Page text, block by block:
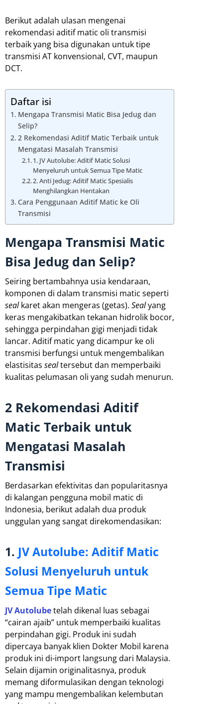
Berikut adalah ulasan mengenai
rekomendasi aditif matic oli transmisi
terbaik yang bisa digunakan untuk tipe
transmisi AT konvensional, CVT, maupun
DCT.
Daftar isi
Mengapa Transmisi Matic Bisa Jedug dan
Selip?
2 Rekomendasi Aditif Matic Terbaik untuk
Mengatasi Masalah Transmisi
1. JV Autolube: Aditif Matic Solusi
Menyeluruh untuk Semua Tipe Matic
2. Anti Jedug: Aditif Matic Spesialis
Menghilangkan Hentakan
Cara Penggunaan Aditif Matic ke Oli
Transmisi
Mengapa Transmisi Matic
Bisa Jedug dan Selip?
Seiring bertambahnya usia kendaraan,
komponen di dalam transmisi matic seperti
sealkaret akan mengeras (getas). Sealyang
keras mengakibatkan tekanan hidrolik bocor,
sehingga perpindahan gigi menjadi tidak
lancar. Aditif matic yang dicampur ke oli
transmisi berfungsi untuk mengembalikan
elastisitas sealtersebut dan memperbaiki
kualitas pelumasan oli yang sudah menurun.
2 Rekomendasi Aditif
Matic Terbaik untuk
Mengatasi Masalah
Transmisi
Berdasarkan efektivitas dan popularitasnya
di kalangan pengguna mobil matic di
Indonesia, berikut adalah dua produk
unggulan yang sangat direkomendasikan:
1. JV Autolube: Aditif Matic
Solusi Menyeluruh untuk
Semua Tipe Matic
JV Autolubetelah dikenal luas sebagai
“cairan ajaib” untuk memperbaiki kualitas
perpindahan gigi. Produk ini sudah
dipercaya banyak klien Dokter Mobil karena
produk ini di-import langsung dari Malaysia.
Selain dijamin originalitasnya, produk
memang diformulasikan dengan teknologi
yang mampu mengembalikan kelembutan